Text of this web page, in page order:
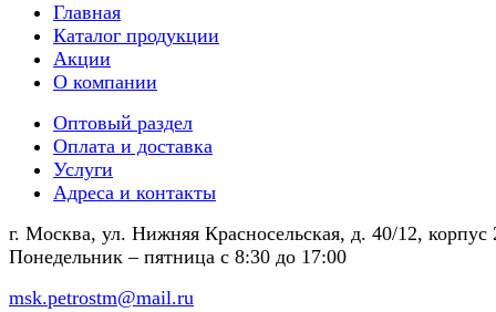
Главная
Каталог продукции
Акции
О компании
Оптовый раздел
Оплата и доставка
Услуги
Адреса и контакты
г. Москва, ул. Нижняя Красносельская, д. 40/12, корпус
Понедельник – пятница с 8:30 до 17:00
msk.petrostm@mail.ru